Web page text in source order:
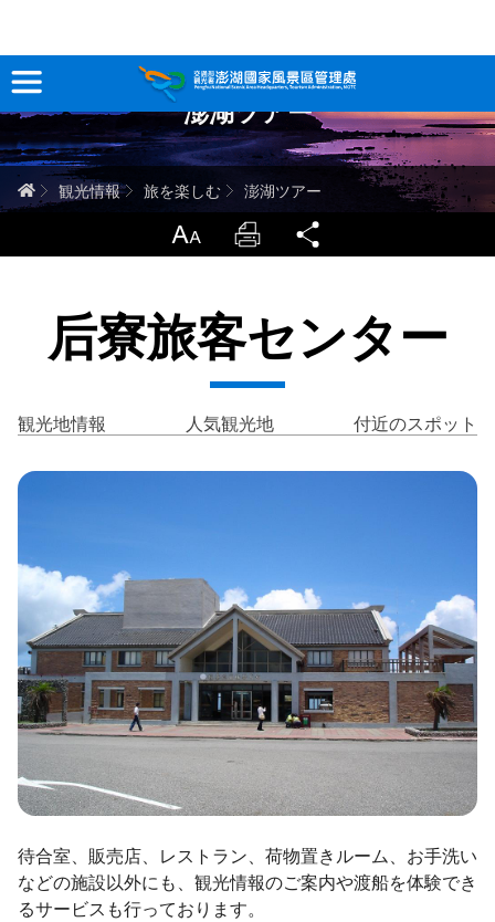
跳
到
主
要
內
容
観光情報
澎湖を深く知る
当サイトについて
サイトマップ
English Tiếng Việt
澎湖ツアー
ホーム
観光情報 旅を楽しむ 澎湖ツアー
LargrType Print
后寮旅客センター
観光地情報 人気観光地 付近のスポット
待合室、販売店、レストラン、荷物置きルーム、お手洗い
などの施設以外にも、観光情報のご案内や渡船を体験でき
るサービスも行っております。